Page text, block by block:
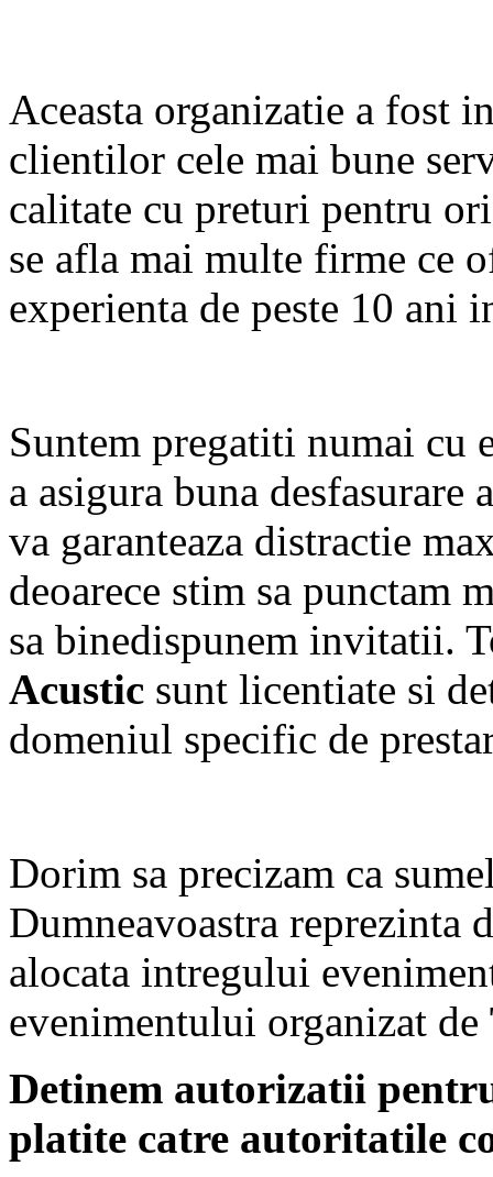
Aceasta organizatie a fost
clientilor cele mai bune
calitate cu preturi pentru
se afla mai multe firme ce
experienta de peste 10 ani
Suntem pregatiti numai cu
a asigura buna desfasurare
va garanteaza distractie
deoarece stim sa punctam
sa binedispunem invitatii.
Acustic sunt licentiate si
domeniul specific de
Dorim sa precizam ca
Dumneavoastra reprezinta
alocata intregului
evenimentului organizat de
Detinem autorizatii
platite catre autoritatile